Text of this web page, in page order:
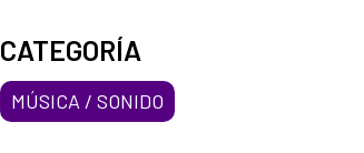
CATEGORÍA
MÚSICA / SONIDO